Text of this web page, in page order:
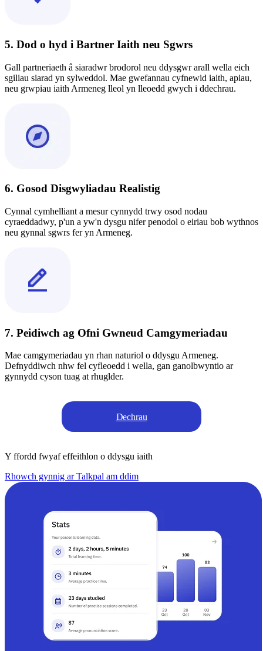
5. Dod o hyd i Bartner Iaith neu Sgwrs
Gall partneriaeth â siaradwr brodorol neu ddysgwr arall wella eich
sgiliau siarad yn sylweddol. Mae gwefannau cyfnewid iaith, apiau,
neu grwpiau iaith Armeneg lleol yn lleoedd gwych i ddechrau.
6. Gosod Disgwyliadau Realistig
Cynnal cymhelliant a mesur cynnydd trwy osod nodau
cyraeddadwy, p'un a yw'n dysgu nifer penodol o eiriau bob wythnos
neu gynnal sgwrs fer yn Armeneg.
7. Peidiwch ag Ofni Gwneud Camgymeriadau
Mae camgymeriadau yn rhan naturiol o ddysgu Armeneg.
Defnyddiwch nhw fel cyfleoedd i wella, gan ganolbwyntio ar
gynnydd cyson tuag at rhuglder.
Dechrau
Y ffordd fwyaf effeithlon o ddysgu iaith
Rhowch gynnig ar Talkpal am ddim